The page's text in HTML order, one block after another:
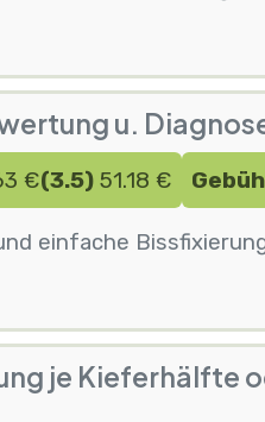
u.
€(3.5)51.18 €
einfache
je Kieferhälfte